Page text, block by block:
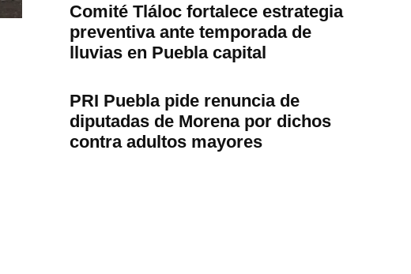
Comité Tláloc fortalece estrategia
preventiva ante temporada de
lluvias en Puebla capital
PRI Puebla pide renuncia de
diputadas de Morena por dichos
contra adultos mayores